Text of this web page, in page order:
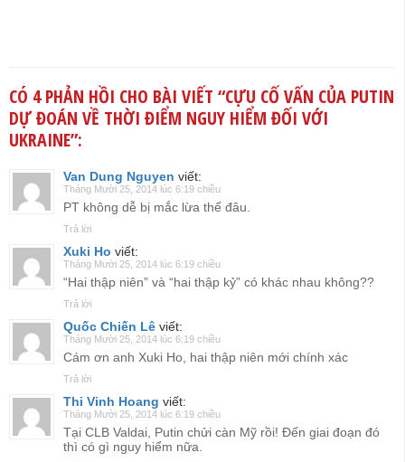
CÓ 4 PHẢN HỒI CHO BÀI VIẾT “CỰU CỐ VẤN CỦA PUTIN
DỰ ĐOÁN VỀ THỜI ĐIỂM NGUY HIỂM ĐỐI VỚI
UKRAINE”:
Van Dung Nguyen viết:
Tháng Mười 25, 2014 lúc 6:19 chiều
PT không dễ bị mắc lừa thế đâu.
Trả lời
Xuki Ho viết:
Tháng Mười 25, 2014 lúc 6:19 chiều
“Hai thập niên” và “hai thập kỷ” có khác nhau không??
Trả lời
Quốc Chiến Lê viết:
Tháng Mười 25, 2014 lúc 6:19 chiều
Cám ơn anh Xuki Ho, hai thập niên mới chính xác
Trả lời
Thi Vinh Hoang viết:
Tháng Mười 25, 2014 lúc 6:19 chiều
Tại CLB Valdai, Putin chửi càn Mỹ rồi! Đến giai đoạn đó
thì có gì nguy hiểm nữa.